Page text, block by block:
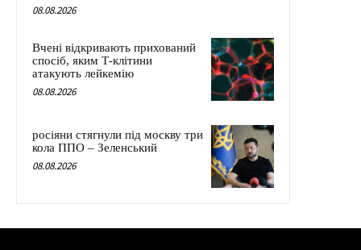
08.08.2026
Вчені відкривають прихований
спосіб, яким Т-клітини
атакують лейкемію
08.08.2026
росіяни стягнули під москву три
кола ППО – Зеленський
08.08.2026